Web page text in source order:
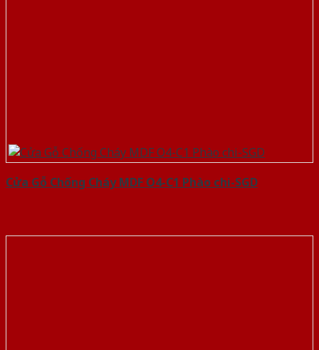
Cửa Gỗ Chống Cháy MDF O4-C1 Phào chi-SGD